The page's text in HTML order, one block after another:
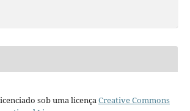
sob uma licençaCreative Commons